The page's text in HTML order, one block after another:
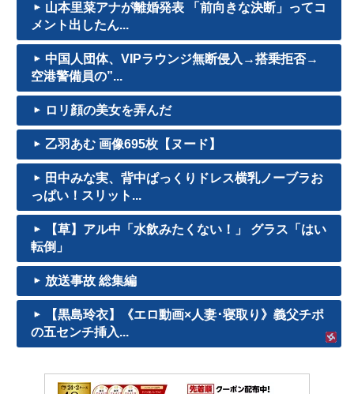
山本里菜アナが離婚発表 「前向きな決断」ってコ
メント出したん...
中国人団体、VIPラウンジ無断侵入→搭乗拒否→
空港警備員の”...
ロリ顔の美女を弄んだ
乙羽あむ 画像695枚【ヌード】
田中みな実、背中ぱっくりドレス横乳ノーブラお
っぱい！スリット...
【草】アル中「水飲みたくない！」 グラス「はい
転倒」
放送事故 総集編
【黒島玲衣】《エロ動画×人妻･寝取り》義父チポ
の五センチ挿入...